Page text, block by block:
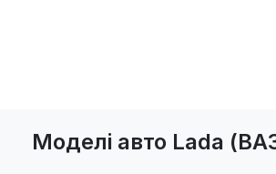
Моделі авто Lada